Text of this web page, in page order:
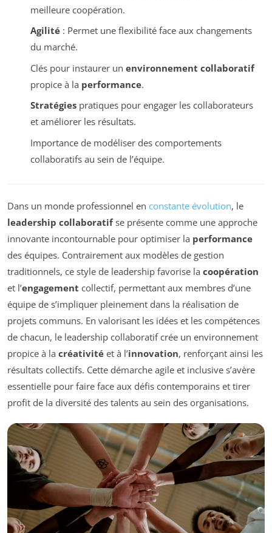
meilleure coopération.
Agilité: Permet une flexibilité face aux changements
du marché.
Clés pour instaurer un environnement collaboratif
propice à la performance.
Stratégiespratiques pour engager les collaborateurs
et améliorer les résultats.
Importance de modéliser des comportements
collaboratifs au sein de l’équipe.
Dans un monde professionnel en constante évolution, le
leadership collaboratifse présente comme une approche
innovante incontournable pour optimiser la performance
des équipes. Contrairement aux modèles de gestion
traditionnels, ce style de leadership favorise la coopération
et l’engagement collectif, permettant aux membres d’une
équipe de s’impliquer pleinement dans la réalisation de
projets communs. En valorisant les idées et les compétences
de chacun, le leadership collaboratif crée un environnement
propice à la créativité et à l’innovation, renforçant ainsi les
résultats collectifs. Cette démarche agile et inclusive s’avère
essentielle pour faire face aux défis contemporains et tirer
profit de la diversité des talents au sein des organisations.